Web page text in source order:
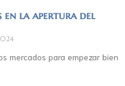
en la apertura del
mercados para empezar bien